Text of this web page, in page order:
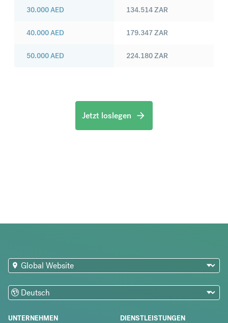
30.000AED
40.000AED
50.000AED
134.514ZAR
179.347ZAR
224.180ZAR
Jetzt loslegen
UNTERNEHMEN DIENSTLEISTUNGEN